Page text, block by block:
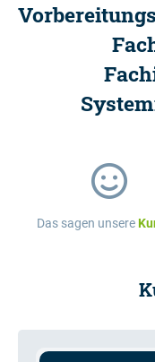
Das sagen unsere